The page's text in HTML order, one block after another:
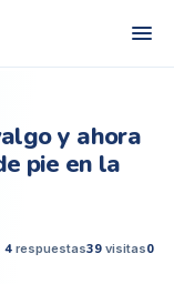
y ahora
pie en la
4 respuestas39 visitas0